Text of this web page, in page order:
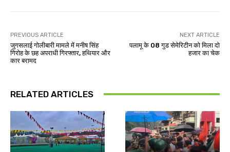
PREVIOUS ARTICLE
जुगसलाई गोलीबारी मामले में मनीष सिंह
गिरोह के छह अपराधी गिरफ्तार, हथियार और
कार बरामद
NEXT ARTICLE
पलामू के 08 गुड सेमेरिटीन को मिला दो
हजार का चेक
RELATED ARTICLES